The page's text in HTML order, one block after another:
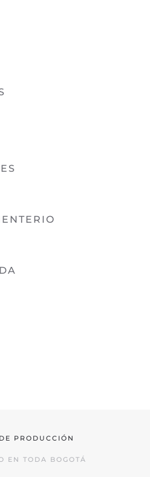
PRODUCCIÓN
EN TODA BOGOTÁ